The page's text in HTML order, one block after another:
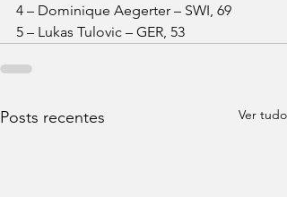
4 – Dominique Aegerter – SWI, 69
5 – Lukas Tulovic – GER, 53
Posts recentes Ver tudo